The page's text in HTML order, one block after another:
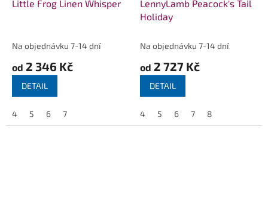
Little Frog Linen Whisper
Na objednávku 7-14 dní
od 2 346 Kč
DETAIL
4 5 6 7
LennyLamb Peacock's Tail
Holiday
Na objednávku 7-14 dní
od 2 727 Kč
DETAIL
4 5 6 7 8